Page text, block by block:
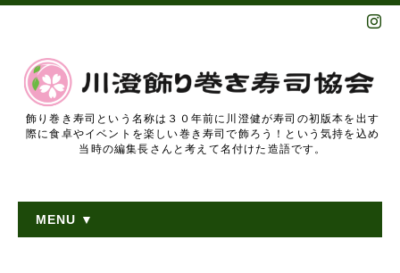
飾り巻き寿司という名称は３０年前に川澄健が寿司の初版本を出す
際に食卓やイベントを楽しい巻き寿司で飾ろう！という気持を込め
当時の編集長さんと考えて名付けた造語です。
MENU ▼